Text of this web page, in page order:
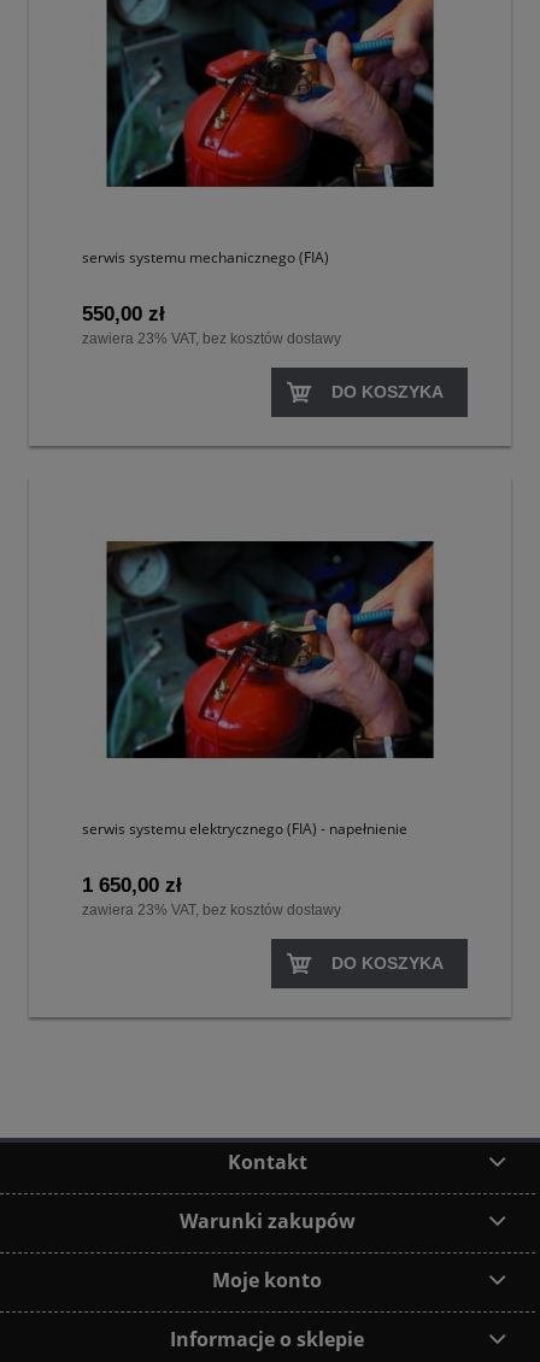
serwis systemu mechanicznego (FIA)
550,00 zł
zawiera 23% VAT, bez kosztów dostawy
DO KOSZYKA
serwis systemu elektrycznego (FIA) - napełnienie
1 650,00 zł
zawiera 23% VAT, bez kosztów dostawy
DO KOSZYKA
Kontakt
Warunki zakupów
Moje konto
Informacje o sklepie